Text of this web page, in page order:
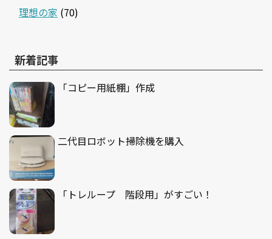
理想の家 (70)
新着記事
「コピー用紙棚」作成
二代目ロボット掃除機を購入
「トレループ 階段用」がすごい！